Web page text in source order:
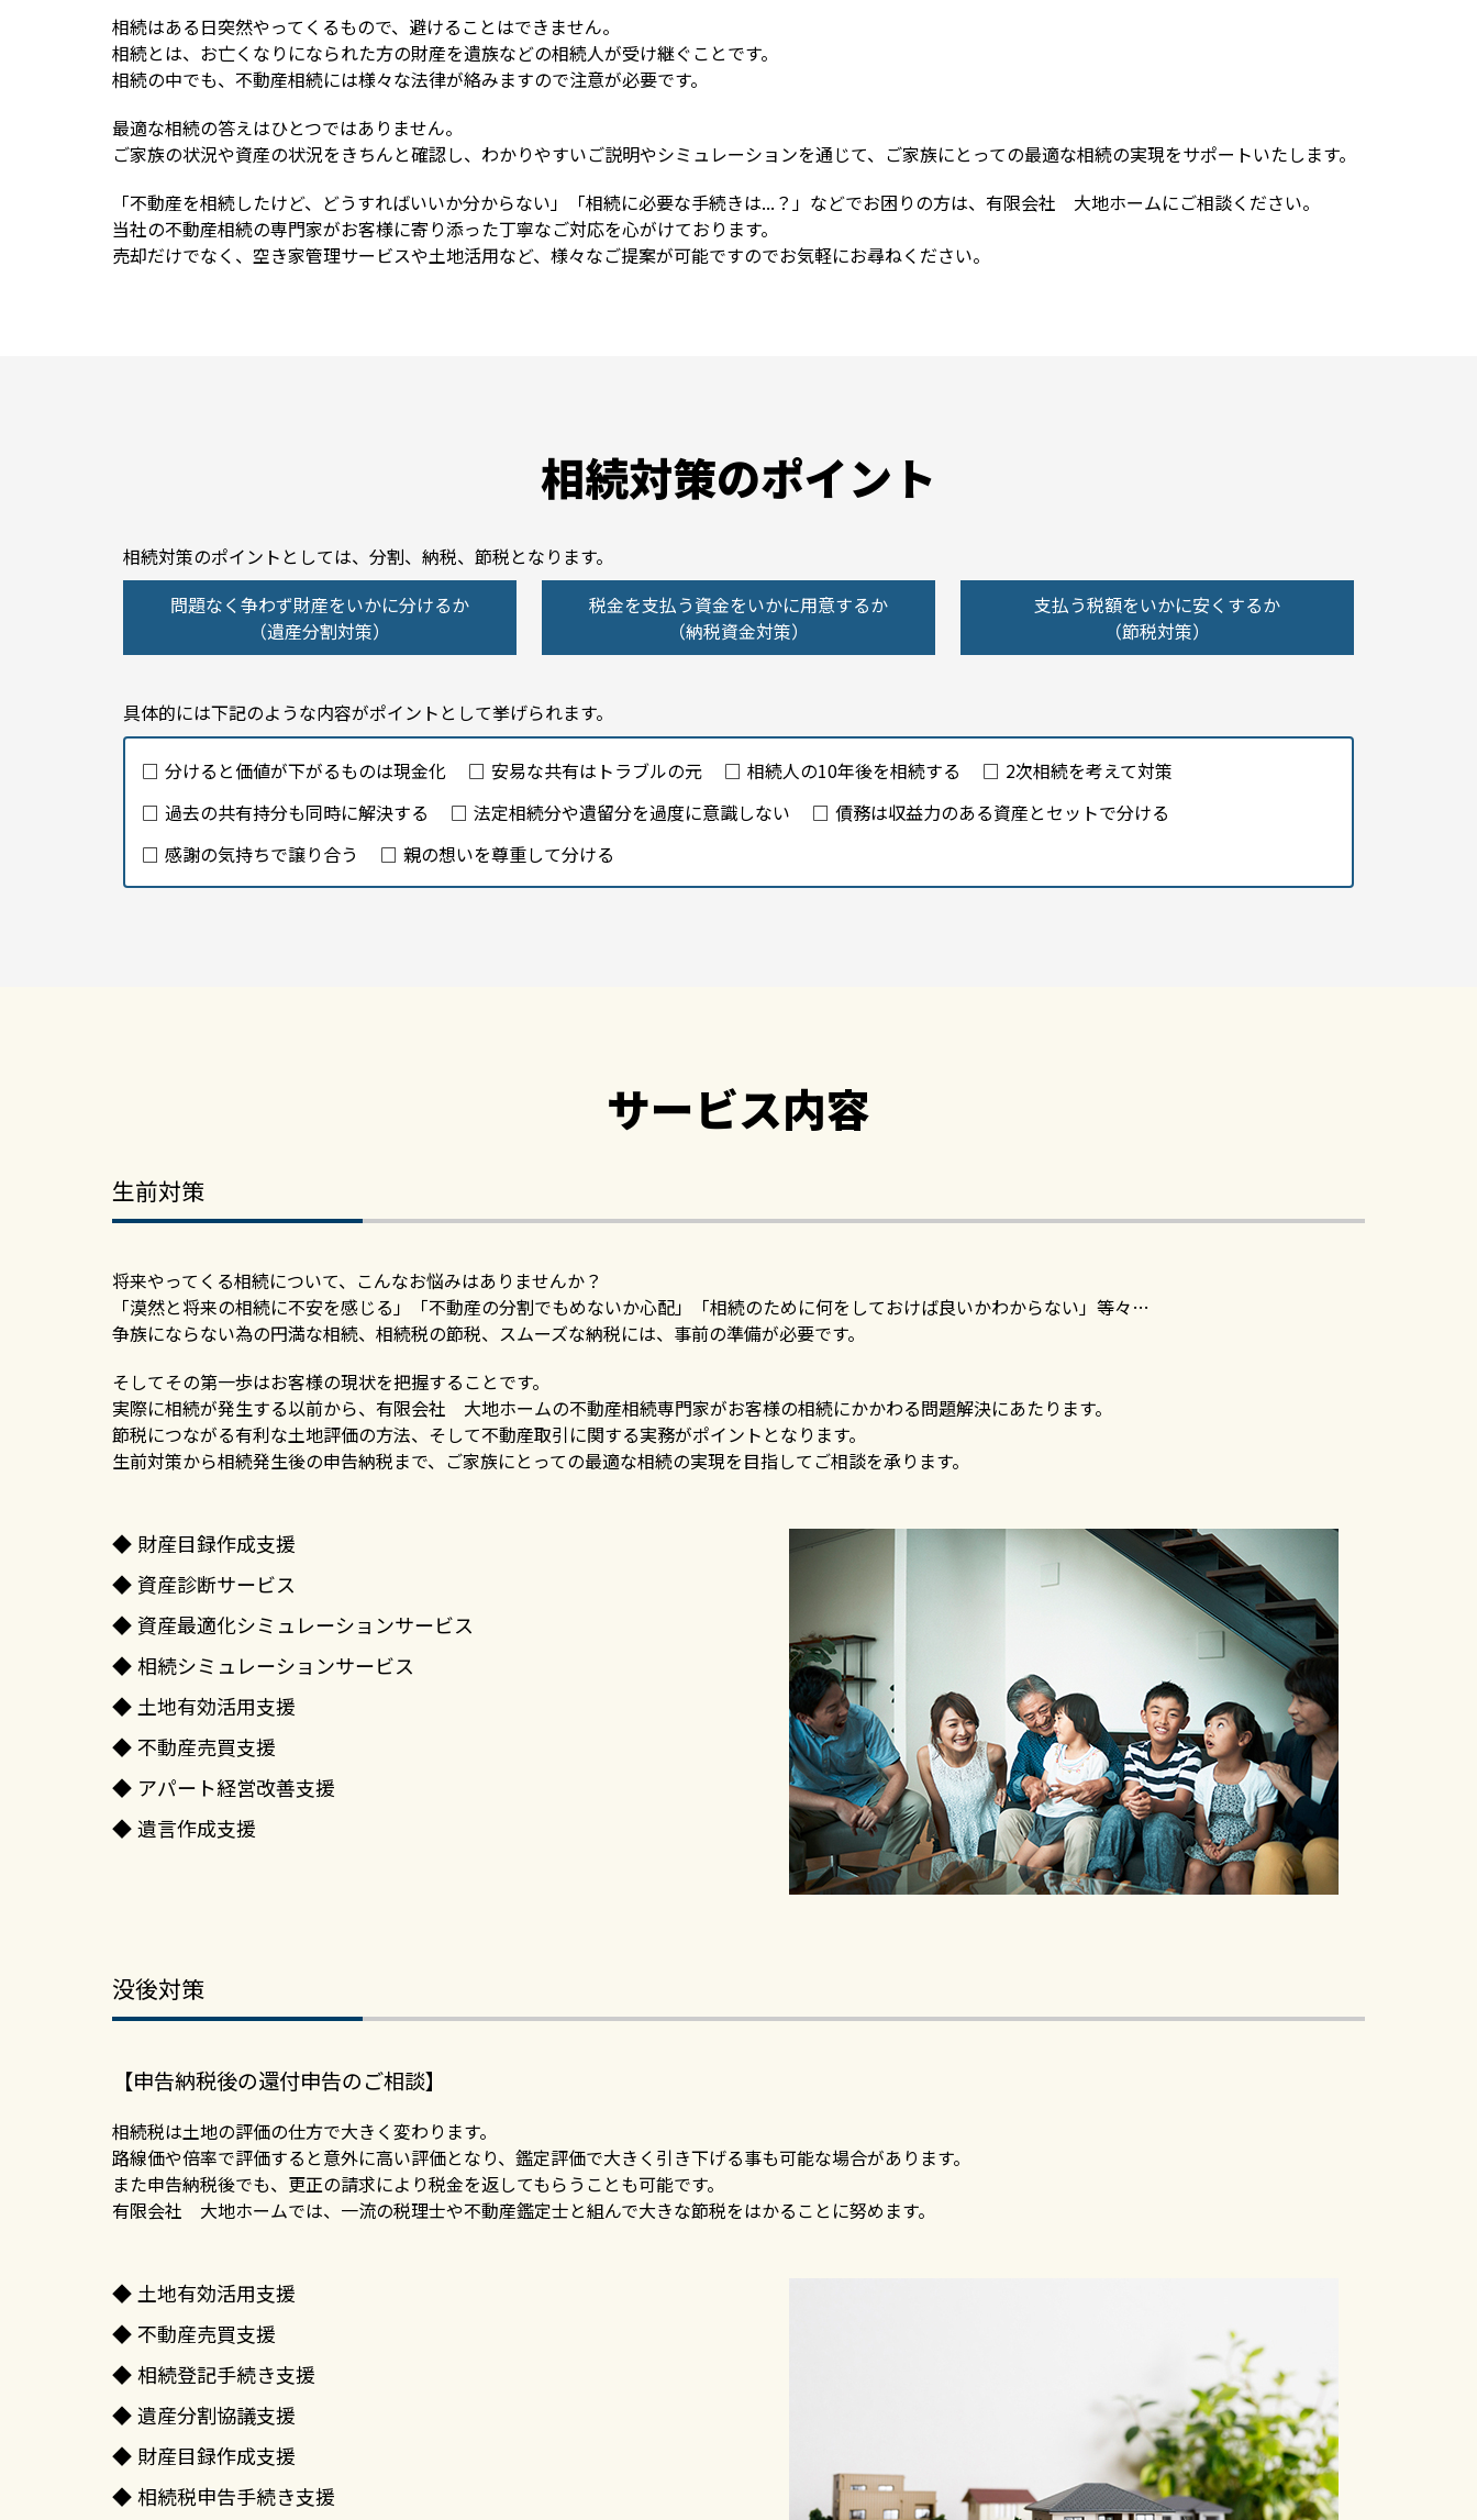
相続はある日突然やってくるもので、避けることはできません。
相続とは、お亡くなりになられた方の財産を遺族などの相続人が受け継ぐことです。
相続の中でも、不動産相続には様々な法律が絡みますので注意が必要です。
最適な相続の答えはひとつではありません。
ご家族の状況や資産の状況をきちんと確認し、わかりやすいご説明やシミュレーションを通じて、ご家族にとっての最適な相続の実現をサポートいたします。
「不動産を相続したけど、どうすればいいか分からない」「相続に必要な手続きは...？」などでお困りの方は、有限会社 大地ホームにご相談ください。
当社の不動産相続の専門家がお客様に寄り添った丁寧なご対応を心がけております。
売却だけでなく、空き家管理サービスや土地活用など、様々なご提案が可能ですのでお気軽にお尋ねください。
相続対策のポイント
相続対策のポイントとしては、分割、納税、節税となります。
問題なく争わず財産をいかに分けるか
（遺産分割対策）
税金を支払う資金をいかに用意するか
（納税資金対策）
支払う税額をいかに安くするか
（節税対策）
具体的には下記のような内容がポイントとして挙げられます。
分けると価値が下がるものは現金化 安易な共有はトラブルの元 相続人の10年後を相続する
2次相続を考えて対策
過去の共有持分も同時に解決する
法定相続分や遺留分を過度に意識しない
債務は収益力のある資産とセットで分ける
感謝の気持ちで譲り合う
親の想いを尊重して分ける
サービス内容
生前対策
将来やってくる相続について、こんなお悩みはありませんか？
「漠然と将来の相続に不安を感じる」「不動産の分割でもめないか心配」「相続のために何をしておけば良いかわからない」等々…
争族にならない為の円満な相続、相続税の節税、スムーズな納税には、事前の準備が必要です。
そしてその第一歩はお客様の現状を把握することです。
実際に相続が発生する以前から、有限会社 大地ホームの不動産相続専門家がお客様の相続にかかわる問題解決にあたります。
節税につながる有利な土地評価の方法、そして不動産取引に関する実務がポイントとなります。
生前対策から相続発生後の申告納税まで、ご家族にとっての最適な相続の実現を目指してご相談を承ります。
財産目録作成支援
資産診断サービス
資産最適化シミュレーションサービス
相続シミュレーションサービス
土地有効活用支援
不動産売買支援
アパート経営改善支援
遺言作成支援
没後対策
【申告納税後の還付申告のご相談】
相続税は土地の評価の仕方で大きく変わります。
路線価や倍率で評価すると意外に高い評価となり、鑑定評価で大きく引き下げる事も可能な場合があります。
また申告納税後でも、更正の請求により税金を返してもらうことも可能です。
有限会社 大地ホームでは、一流の税理士や不動産鑑定士と組んで大きな節税をはかることに努めます。
土地有効活用支援
不動産売買支援
相続登記手続き支援
遺産分割協議支援
財産目録作成支援
相続税申告手続き支援